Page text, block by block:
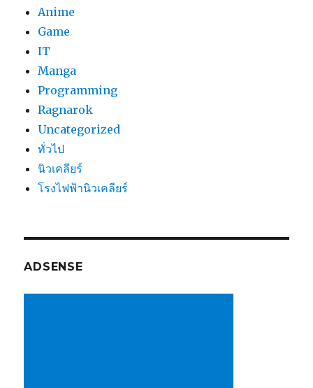
Anime
Game
IT
Manga
Programming
Ragnarok
Uncategorized
ทั่วไป
นิวเคลียร์
โรงไฟฟ้านิวเคลียร์
ADSENSE